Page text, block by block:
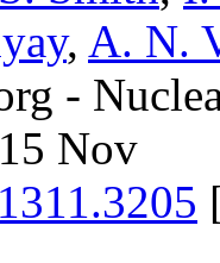
, A. N.
-
Nov